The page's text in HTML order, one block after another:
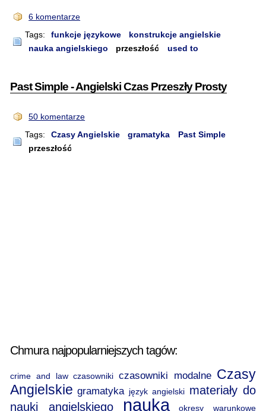
6 komentarze
Tags:
funkcje językowe
konstrukcje angielskie
nauka angielskiego
przeszłość used to
Past Simple - Angielski Czas Przeszły Prosty
50 komentarze
Tags:
Czasy Angielskie gramatyka
Past Simple
przeszłość
Chmura najpopularniejszych tagów:
crime and law czasowniki czasowniki modalne Czasy
Angielskie gramatyka język angielski materiały do
nauki angielskiego
nauka okresy warunkowe